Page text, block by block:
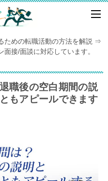
ための転職活動の方法を解説 ⇒
接/面談に対応しています。
職後の空白期間の説
もアピールできます